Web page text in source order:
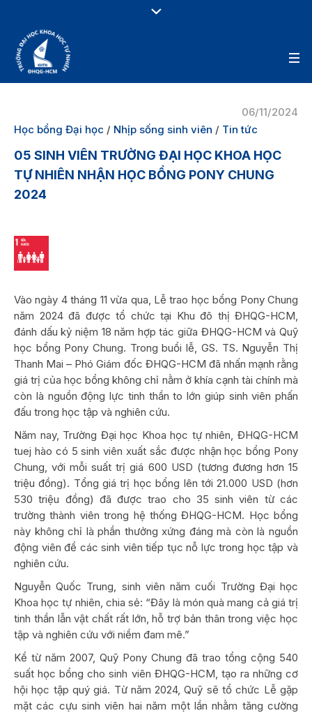
06/11/2024
Học bổng Đại học / Nhịp sống sinh viên / Tin tức
05 SINH VIÊN TRƯỜNG ĐẠI HỌC KHOA HỌC
TỰ NHIÊN NHẬN HỌC BỔNG PONY CHUNG
2024
Vào ngày 4 tháng 11 vừa qua, Lễ trao học bổng Pony Chung
năm 2024 đã được tổ chức tại Khu đô thị ĐHQG-HCM,
đánh dấu kỷ niệm 18 năm hợp tác giữa ĐHQG-HCM và Quỹ
học bổng Pony Chung. Trong buổi lễ, GS. TS. Nguyễn Thị
Thanh Mai – Phó Giám đốc ĐHQG-HCM đã nhấn mạnh rằng
giá trị của học bổng không chỉ nằm ở khía cạnh tài chính mà
còn là nguồn động lực tinh thần to lớn giúp sinh viên phấn
đấu trong học tập và nghiên cứu.
Năm nay, Trường Đại học Khoa học tự nhiên, ĐHQG-HCM
tuej hào có 5 sinh viên xuất sắc được nhận học bổng Pony
Chung, với mỗi suất trị giá 600 USD (tương đương hơn 15
triệu đồng). Tổng giá trị học bổng lên tới 21.000 USD (hơn
530 triệu đồng) đã được trao cho 35 sinh viên từ các
trường thành viên trong hệ thống ĐHQG-HCM. Học bổng
này không chỉ là phần thưởng xứng đáng mà còn là nguồn
động viên để các sinh viên tiếp tục nỗ lực trong học tập và
nghiên cứu.
Nguyễn Quốc Trung, sinh viên năm cuối Trường Đại học
Khoa học tự nhiên, chia sẻ: “Đây là món quà mang cả giá trị
tinh thần lẫn vật chất rất lớn, hỗ trợ bản thân trong việc học
tập và nghiên cứu với niềm đam mê.”
Kể từ năm 2007, Quỹ Pony Chung đã trao tổng cộng 540
suất học bổng cho sinh viên ĐHQG-HCM, tạo ra những cơ
hội học tập quý giá. Từ năm 2024, Quỹ sẽ tổ chức Lễ gặp
mặt các cựu sinh viên hai năm một lần nhằm tăng cường